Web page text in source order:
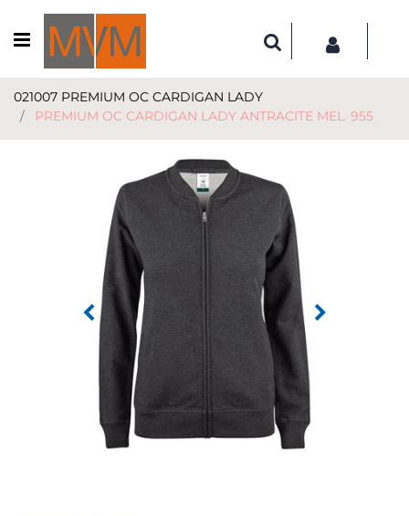
Open menu
021007 PREMIUM OC CARDIGAN LADY
PREMIUM OC CARDIGAN LADY ANTRACITE MEL. 955